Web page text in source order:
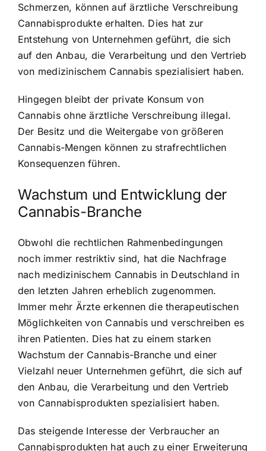
Schmerzen, können auf ärztliche Verschreibung
Cannabisprodukte erhalten. Dies hat zur
Entstehung von Unternehmen geführt, die sich
auf den Anbau, die Verarbeitung und den Vertrieb
von medizinischem Cannabis spezialisiert haben.
Hingegen bleibt der private Konsum von
Cannabis ohne ärztliche Verschreibung illegal.
Der Besitz und die Weitergabe von größeren
Cannabis-Mengen können zu strafrechtlichen
Konsequenzen führen.
Wachstum und Entwicklung der
Cannabis-Branche
Obwohl die rechtlichen Rahmenbedingungen
noch immer restriktiv sind, hat die Nachfrage
nach medizinischem Cannabis in Deutschland in
den letzten Jahren erheblich zugenommen.
Immer mehr Ärzte erkennen die therapeutischen
Möglichkeiten von Cannabis und verschreiben es
ihren Patienten. Dies hat zu einem starken
Wachstum der Cannabis-Branche und einer
Vielzahl neuer Unternehmen geführt, die sich auf
den Anbau, die Verarbeitung und den Vertrieb
von Cannabisprodukten spezialisiert haben.
Das steigende Interesse der Verbraucher an
Cannabisprodukten hat auch zu einer Erweiterung